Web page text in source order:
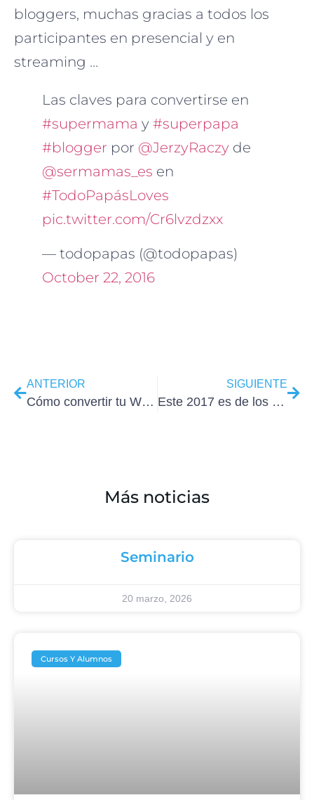
bloggers, muchas gracias a todos los
participantes en presencial y en
streaming …
Las claves para convertirse en
#supermama y #superpapa
#blogger por @JerzyRaczy de
@sermamas_es en
#TodoPapásLoves
pic.twitter.com/Cr6lvzdzxx
— todopapas (@todopapas)
October 22, 2016
ANTERIOR
Cómo convertir tu WordPress en una tienda online
SIGUIENTE
Este 2017 es de los mejores en cursos WordPress Madrid
Más noticias
Seminario
20 marzo, 2026
Cursos Y Alumnos